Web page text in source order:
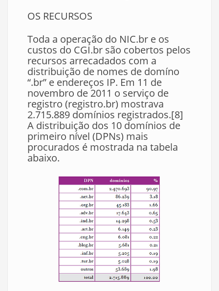
OS RECURSOS
Toda a operação do NIC.br e os
custos do CGI.br são cobertos pelos
recursos arrecadados com a
distribuição de nomes de domíno
“.br” e endereços IP. Em 11 de
novembro de 2011 o serviço de
registro (registro.br) mostrava
2.715.889 domínios registrados.[8]
A distribuição dos 10 domínios de
primeiro nível (DPNs) mais
procurados é mostrada na tabela
abaixo.